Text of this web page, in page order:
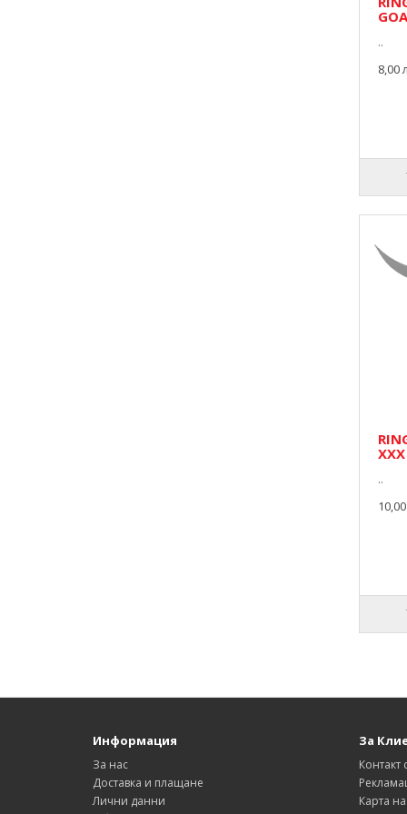
..
8,00
..
Информация
За нас
Доставка и плащане
Лични данни
За
Контакт
Карта